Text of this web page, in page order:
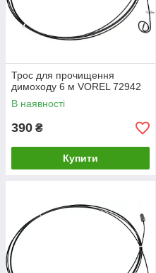
Трос для прочищення
димоходу 6 м VOREL 72942
В наявності
390 ₴
Купити